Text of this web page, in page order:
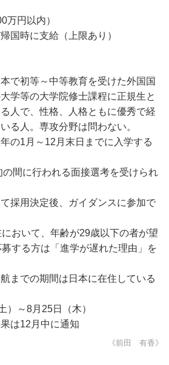
万円以内）
国時に支給（上限あり）
で初等～中等教育を受けた外国国
学等の大学院修士課程に正規生と
人で、性格、人格ともに優秀で経
る人。専攻分野は問わない。
の1月～12月末日までに入学する
の間に行われる面接選考を受けられ
採用決定後、ガイダンスに参加で
において、年齢が29歳以下の者が望
する方は「進学が遅れた理由」を
までの期間は日本に在住している
）～8月25日（木）
は12月中に通知
《前田 有香》